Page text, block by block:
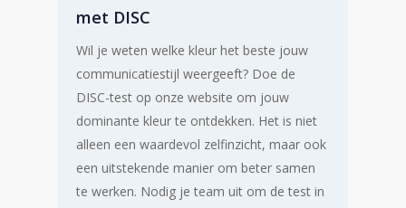
met DISC
Wil je weten welke kleur het beste jouw
communicatiestijl weergeeft? Doe de
DISC-test op onze website om jouw
dominante kleur te ontdekken. Het is niet
alleen een waardevol zelfinzicht, maar ook
een uitstekende manier om beter samen
te werken. Nodig je team uit om de test in